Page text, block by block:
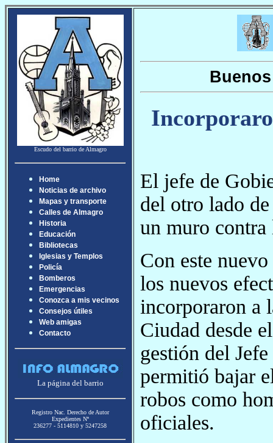
Escudo del barrio de Almagro
Home
Noticias de archivo
Mapas y transporte
Calles de Almagro
Historia
Educación
Bibliotecas
Iglesias y Templos
Policía
Bomberos
Emergencias
Conozca a mis vecinos
Consejos útiles
Web amigas
Contacto
La página del barrio
Registro Nac. Derecho de Autor
Expedientes Nª
236277 - 5114810 y 5247258
El jefe de
del otro lado
un muro contra
Con este
los nuevos
incorporaron a
Ciudad desde
gestión del
permitió bajar
robos como
oficiales.